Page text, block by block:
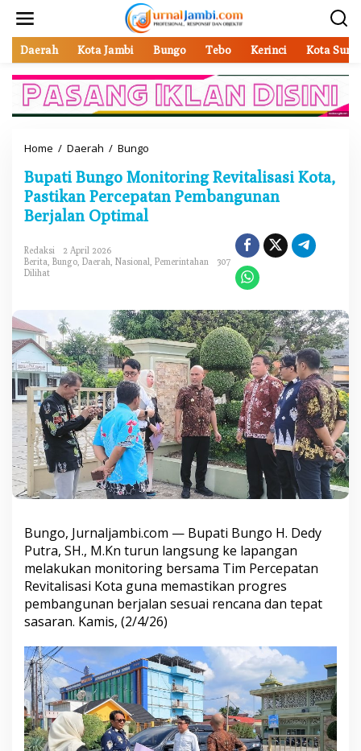
Daerah Kota Jambi Bungo Tebo Kerinci Kota
Home / Daerah / Bungo
p
a
t
n
M
o
n
i
o
r
i
n
g
R
e
v
i
l
i
s
a
s
i
K
t
a
,
P
a
s
t
Bupati Bungo Monitoring Revitalisasi Kota,
Pastikan Percepatan Pembangunan
Berjalan Optimal
Redaksi
2 April 2026
Berita Bungo Daerah Nasional Pemerintahan
307
Dilihat
Bungo, Jurnaljambi.com — Bupati Bungo H. Dedy
Putra, SH., M.Kn turun langsung ke lapangan
melakukan monitoring bersama Tim Percepatan
Revitalisasi Kota guna memastikan progres
pembangunan berjalan sesuai rencana dan tepat
sasaran. Kamis, (2/4/26)